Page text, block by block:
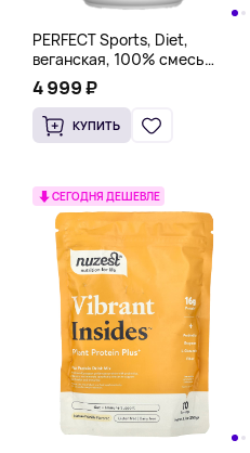
PERFECT Sports, Diet,
веганская, 100% смесь
растительных протеинов, с
ягодным вкусом, 700 г (1,5
фунта)
4 999 ₽
КУПИТЬ
СЕГОДНЯ ДЕШЕВЛЕ